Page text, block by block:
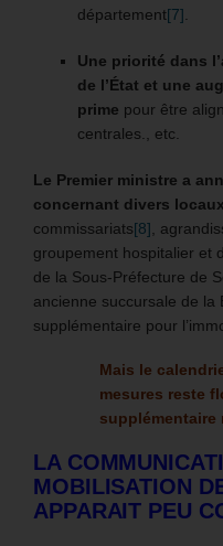
département[7]
Une priorité dans
de l’État et une
prime pour être
centrales., etc.
Le Premier ministre a
concernant divers locaux
commissariats[8] ,
groupement hospitalier et
de la Sous-Préfecture de
ancienne succursale de
supplémentaire pour
Mais le
mesures reste
supplémentaire
LA
MOBILISATION
APPARAIT PEU